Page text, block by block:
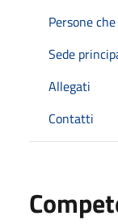
Persone
Sede
Allegati
Contatti